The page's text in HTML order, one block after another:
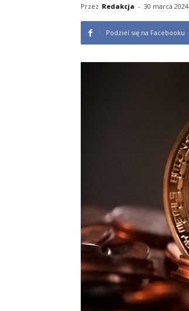
Przez Redakcja - 30 marca 2024
Podziel się na Facebooku